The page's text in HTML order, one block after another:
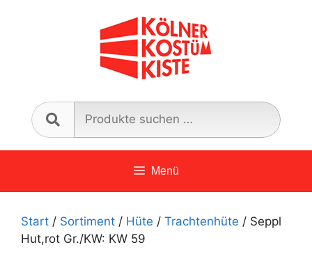
nach:
Menü
Start / Sortiment / Hüte / Trachtenhüte / Seppl
Hut,rot Gr./KW: KW 59